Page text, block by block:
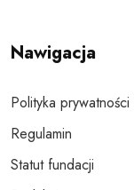
Nawigacja
Polityka prywatności
Regulamin
Statut fundacji